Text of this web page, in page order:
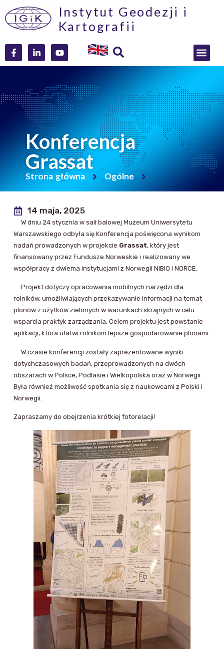
Instytut Geodezji i
Kartografii
Konferencja
Grassat
Strona główna Ogólne
14 maja, 2025
W dniu 24 stycznia w sali balowej Muzeum Uniwersytetu
Warszawskiego odbyła się Konferencja poświęcona wynikom
nadań prowadzonych w projekcie Grassat, który jest
finansowany przez Fundusze Norweskie i realizowany we
współpracy z dwiema instytucjami z Norwegii NIBIO i NORCE.
Projekt dotyczy opracowania mobilnych narzędzi dla
rolników, umożliwiających przekazywanie informacji na temat
plonów z użytków zielonych w warunkach skrajnych w celu
wsparcia praktyk zarządzania. Celem projektu jest powstanie
aplikacji, która ułatwi rolnikom lepsze gospodarowanie plonami.
W czasie konferencji zostały zaprezentowane wyniki
dotychczasowych badań, przeprowadzonych na dwóch
obszarach w Polsce, Podlasie i Wielkopolska oraz w Norwegii.
Była również możliwość spotkania się z naukowcami z Polski i
Norwegii.
Zapraszamy do obejrzenia krótkiej fotorelacji!